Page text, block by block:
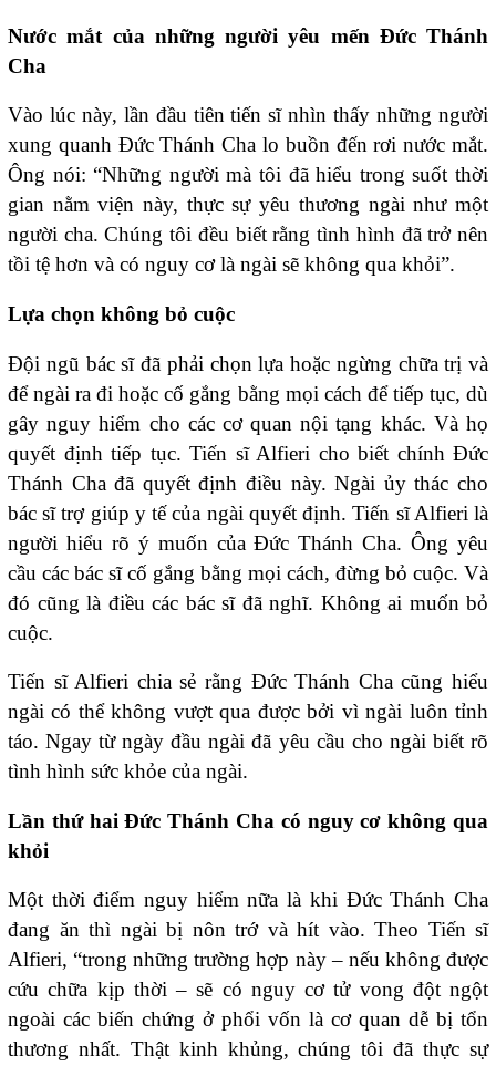
Nước mắt của những người yêu mến Đức Thánh
Cha
Vào lúc này, lần đầu tiên tiến sĩ nhìn thấy những người
xung quanh Đức Thánh Cha lo buồn đến rơi nước mắt.
Ông nói: “Những người mà tôi đã hiểu trong suốt thời
gian nằm viện này, thực sự yêu thương ngài như một
người cha. Chúng tôi đều biết rằng tình hình đã trở nên
tồi tệ hơn và có nguy cơ là ngài sẽ không qua khỏi”.
Lựa chọn không bỏ cuộc
Đội ngũ bác sĩ đã phải chọn lựa hoặc ngừng chữa trị và
để ngài ra đi hoặc cố gắng bằng mọi cách để tiếp tục, dù
gây nguy hiểm cho các cơ quan nội tạng khác. Và họ
quyết định tiếp tục. Tiến sĩ Alfieri cho biết chính Đức
Thánh Cha đã quyết định điều này. Ngài ủy thác cho
bác sĩ trợ giúp y tế của ngài quyết định. Tiến sĩ Alfieri là
người hiểu rõ ý muốn của Đức Thánh Cha. Ông yêu
cầu các bác sĩ cố gắng bằng mọi cách, đừng bỏ cuộc. Và
đó cũng là điều các bác sĩ đã nghĩ. Không ai muốn bỏ
cuộc.
Tiến sĩ Alfieri chia sẻ rằng Đức Thánh Cha cũng hiểu
ngài có thể không vượt qua được bởi vì ngài luôn tỉnh
táo. Ngay từ ngày đầu ngài đã yêu cầu cho ngài biết rõ
tình hình sức khỏe của ngài.
Lần thứ hai Đức Thánh Cha có nguy cơ không qua
khỏi
Một thời điểm nguy hiểm nữa là khi Đức Thánh Cha
đang ăn thì ngài bị nôn trớ và hít vào. Theo Tiến sĩ
Alfieri, “trong những trường hợp này – nếu không được
cứu chữa kịp thời – sẽ có nguy cơ tử vong đột ngột
ngoài các biến chứng ở phổi vốn là cơ quan dễ bị tổn
thương nhất. Thật kinh khủng, chúng tôi đã thực sự